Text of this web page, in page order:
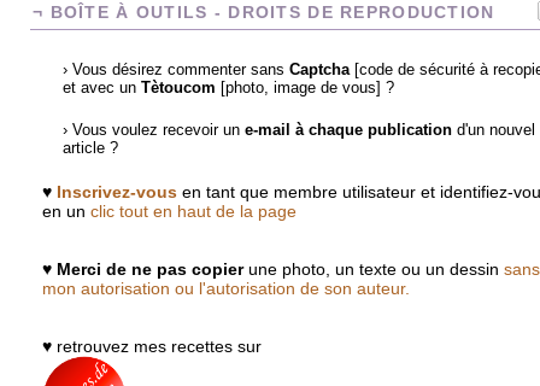
¬ BOÎTE À OUTILS - DROITS DE REPRODUCTION
› Vous désirez commenter sans Captcha [code de sécurité à
et avec un Tètoucom [photo, image de vous] ?
› Vous voulez recevoir un e-mail à chaque publication d'un nouvel
article ?
♥ Inscrivez-vous en tant que membre utilisateur et identifiez-
en un clic tout en haut de la page
♥ Merci de ne pas copierune photo, un texte ou un dessin sans
mon autorisation ou l'autorisation de son auteur.
♥ retrouvez mes recettes sur